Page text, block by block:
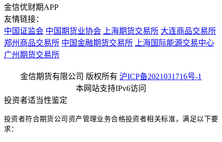
金信优财期APP
友情链接：
中国证监会 中国期货业协会 上海期货交易所 大连商品交易所
郑州商品交易所 中国金融期货交易所
上海国际能源交易中心
广州期货交易所
金信期货有限公司 版权所有 沪ICP备2021031716号-1
本网站支持IPv6访问
投资者适当性鉴定
投资者符合期货公司资产管理业务合格投资者相关标准，满足以下要
求：